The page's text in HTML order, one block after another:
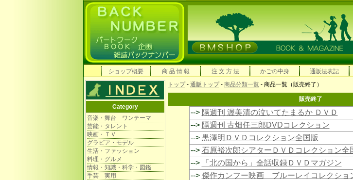
ショップ概要
商 品 情 報 注 文 方 法 かごの中身 通販法表記
Category
音楽・舞台 ワンテーマ
芸能・タレント
映画・ＴＶ
グラビア・モデル
生活・ファッション
料理・グルメ
情報・知識・科学・図鑑
手芸 実用
トップ- 通販トップ- 商品分類一覧 - 商品一覧（販売終了）
販売終了
--> 隔週刊 渥美清の泣いてたまるか ＤＶＤ
--> 隔週刊 古畑任三郎DVDコレクション
--> 黒澤明ＤＶＤコレクション全国版
--> 石原裕次郎シアターＤＶＤコレクション全
-->
「北の国から」全話収録ＤＶＤマガジン
--> 傑作カンフー映画 ブルーレイコレクショ